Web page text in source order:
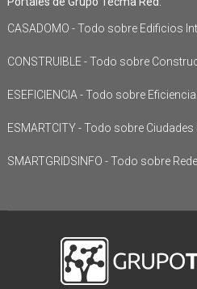
CASADOMO - Todo sobre Edificios
CONSTRUIBLE - Todo sobre
ESEFICIENCIA - Todo sobre
ESMARTCITY - Todo sobre Ciudades
SMARTGRIDSINFO - Todo sobre